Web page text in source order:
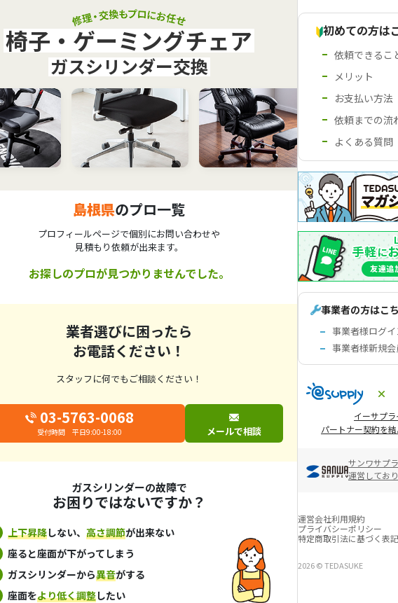
椅子・ゲーミングチェア
ガスシリンダー交換
島根県のプロ一覧
プロフィールページで個別にお問い合わせや
見積もり依頼が出来ます。
お探しのプロが見つかりませんでした。
業者選びに困ったら
お電話ください！
スタッフに何でもご相談ください！
03-5763-0068
受付時間 平日9:00-18:00 メールで相談
ガスシリンダーの故障で
お困りではないですか？
上下昇降しない、 高さ調節が出来ない
座ると座面が下がってしまう
ガスシリンダーから異音がする
座面をより低く調整したい
初めての方は
依頼できるこ
メリット
お支払い方法
依頼までの流
よくある質問
事業者の方はこ
事業者様ログイ
事業者様新規会
イーサプラ
パートナー契約を結
サンワサプ
運営しており
運営会社利用規約
プライバシーポリシー
特定商取引法に基づく表記
2026 © TEDASUKE